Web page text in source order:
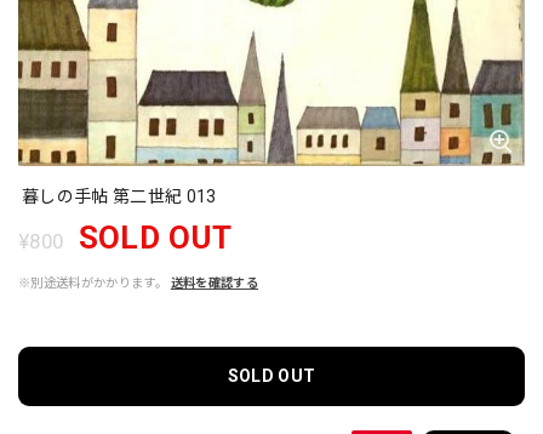
暮しの手帖 第二世紀 013
¥800 SOLD OUT
※別途送料がかかります。 送料を確認する
SOLD OUT